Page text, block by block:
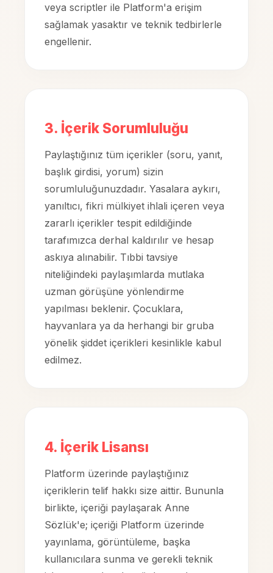
veya scriptler ile Platform'a erişim
sağlamak yasaktır ve teknik tedbirlerle
engellenir.
3. İçerik Sorumluluğu
Paylaştığınız tüm içerikler (soru, yanıt,
başlık girdisi, yorum) sizin
sorumluluğunuzdadır. Yasalara aykırı,
yanıltıcı, fikri mülkiyet ihlali içeren veya
zararlı içerikler tespit edildiğinde
tarafımızca derhal kaldırılır ve hesap
askıya alınabilir. Tıbbi tavsiye
niteliğindeki paylaşımlarda mutlaka
uzman görüşüne yönlendirme
yapılması beklenir. Çocuklara,
hayvanlara ya da herhangi bir gruba
yönelik şiddet içerikleri kesinlikle kabul
edilmez.
4. İçerik Lisansı
Platform üzerinde paylaştığınız
içeriklerin telif hakkı size aittir. Bununla
birlikte, içeriği paylaşarak Anne
Sözlük'e; içeriği Platform üzerinde
yayınlama, görüntüleme, başka
kullanıcılara sunma ve gerekli teknik